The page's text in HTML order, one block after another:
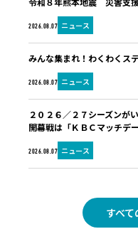
2026.08.07 ニュース
2026.08.07 ニュース
みんな集まれ！わくわくス
2026.08.07 ニュース
２０２６／２７シーズンが
開幕戦は「ＫＢＣマッチデ
すべ